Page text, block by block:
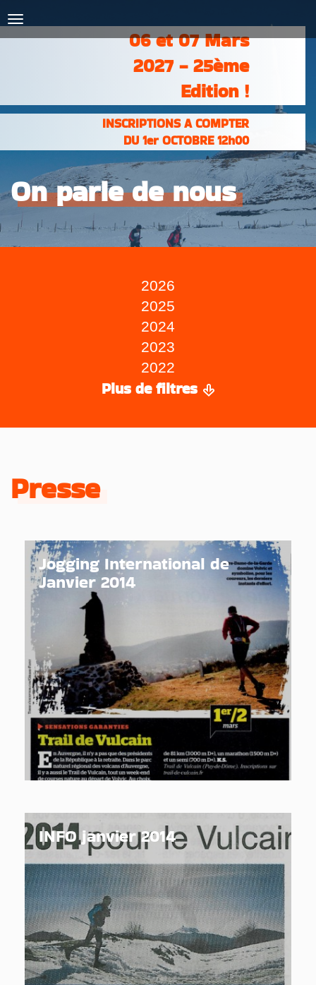
& RÉSULTATS
PHOTOS &
VIDÉOS
PARTENAIRES
CONTACT
06 et 07 Mars
2027 - 25ème
Edition !
INSCRIPTIONS A COMPTER
DU 1er OCTOBRE 12h00
On parle de nous
2026
2025
2024
2023
2022
Plus de filtres
Presse
Jogging International de
Janvier 2014
INFO janvier 2014